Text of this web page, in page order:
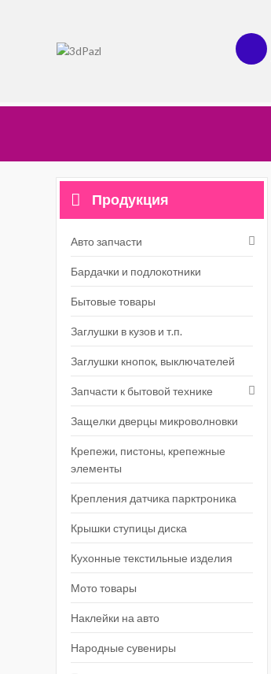
Продукция
Авто запчасти
Бардачки и подлокотники
Бытовые товары
Заглушки в кузов и т.п.
Заглушки кнопок, выключателей
Запчасти к бытовой технике
Защелки дверцы микроволновки
Крепежи, пистоны, крепежные
элементы
Крепления датчика парктроника
Крышки ступицы диска
Кухонные текстильные изделия
Мото товары
Наклейки на авто
Народные сувениры